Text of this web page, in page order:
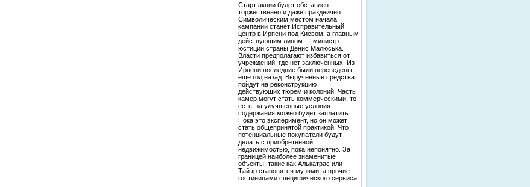
Старт акции будет обставлен
торжественно и даже празднично.
Символическим местом начала
кампании станет Исправительный
центр в Ирпени под Киевом, а главным
действующим лицом — министр
юстиции страны Денис Малюська.
Власти предполагают избавиться от
учреждений, где нет заключенных. Из
Ирпени последние были переведены
еще год назад. Вырученные средства
пойдут на реконструкцию
действующих тюрем и колоний. Часть
камер могут стать коммерческими, то
есть, за улучшенные условия
содержания можно будет заплатить.
Пока это эксперимент, но он может
стать общепринятой практикой. Что
потенциальные покупатели будут
делать с приобретенной
недвижимостью, пока непонятно. За
границей наиболее знаменитые
объекты, такие как Алькатрас или
Тайэр становятся музями, а прочие –
гостиницами специфического сервиса.